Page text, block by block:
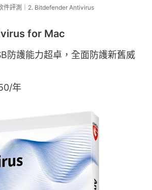
件評測｜2. Bitdefender Antivirus
for Mac
防護能力超卓，全面防護新舊威
年